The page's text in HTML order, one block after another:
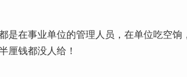
是在事业单位的管理人员，在单位吃空饷
厘钱都没人给！